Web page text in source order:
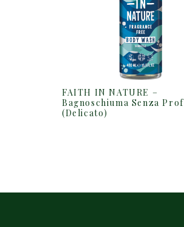
FAITH IN NATURE –
Bagnoschiuma Senza
(Delicato)